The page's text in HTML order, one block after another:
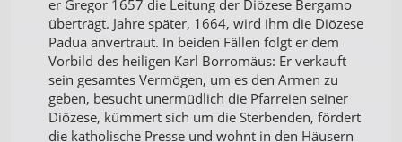
er Gregor 1657 die Leitung der Diözese Bergamo
überträgt. Jahre später, 1664, wird ihm die Diözese
Padua anvertraut. In beiden Fällen folgt er dem
Vorbild des heiligen Karl Borromäus: Er verkauft
sein gesamtes Vermögen, um es den Armen zu
geben, besucht unermüdlich die Pfarreien seiner
Diözese, kümmert sich um die Sterbenden, fördert
die katholische Presse und wohnt in den Häusern